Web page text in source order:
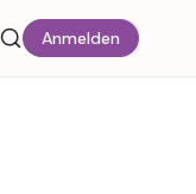
Anmelden